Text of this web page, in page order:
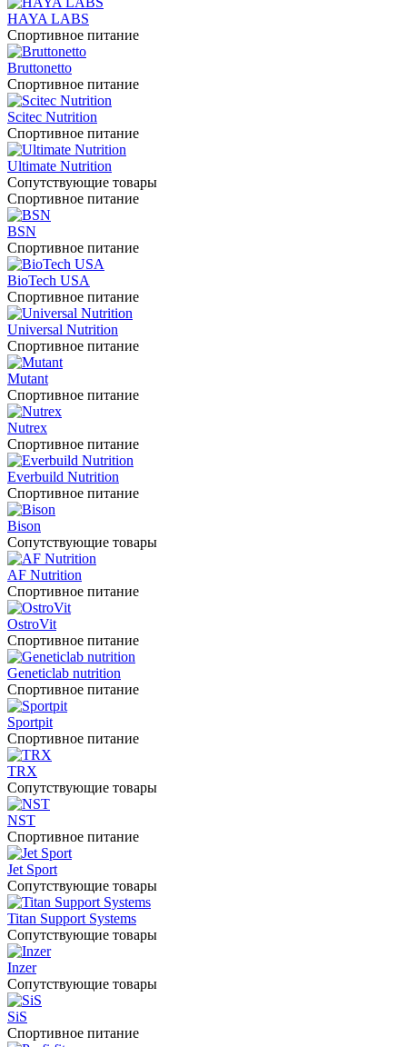
HAYA LABS
Спортивное питание
Bruttonetto
Спортивное питание
Scitec Nutrition
Спортивное питание
Ultimate Nutrition
Сопутствующие товары
Спортивное питание
BSN
Спортивное питание
BioTech USA
Спортивное питание
Universal Nutrition
Спортивное питание
Mutant
Спортивное питание
Nutrex
Спортивное питание
Everbuild Nutrition
Спортивное питание
Bison
Сопутствующие товары
AF Nutrition
Спортивное питание
OstroVit
Спортивное питание
Geneticlab nutrition
Спортивное питание
Sportpit
Спортивное питание
TRX
Сопутствующие товары
NST
Спортивное питание
Jet Sport
Сопутствующие товары
Titan Support Systems
Сопутствующие товары
Inzer
Сопутствующие товары
SiS
Спортивное питание